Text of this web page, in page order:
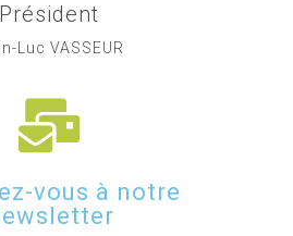
Président
Luc VASSEUR
vous à notre